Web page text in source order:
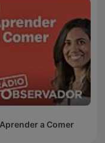
Aprender a Comer